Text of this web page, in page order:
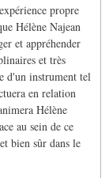
propre
Hélène Najean
et appréhender
et très
d'un instrument tel
en relation
Hélène
au sein de ce
bien sûr dans le